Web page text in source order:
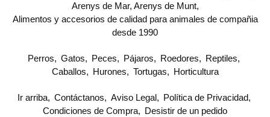
Arenys de Mar, Arenys de Munt,
Alimentos y accesorios de calidad para animales de compañia
desde 1990
Perros Gatos Peces Pájaros Roedores
Reptiles
Caballos
Hurones Tortugas Horticultura
Ir arriba Contáctanos Aviso Legal
Política de Privacidad
Condiciones de Compra
Desistir de un pedido